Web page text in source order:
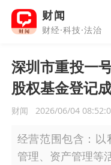
财闻
财经·科技·法治
深圳市重投一
股权基金登记
财闻 2026/06/04
经营范围包含：以
管理、资产管理等